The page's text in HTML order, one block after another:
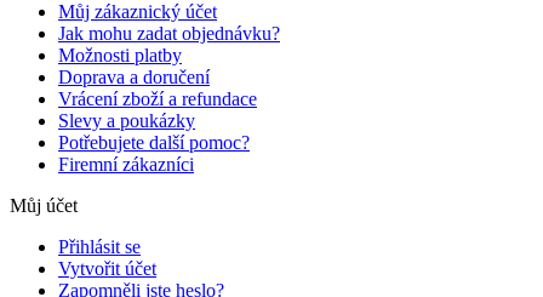
Můj zákaznický účet
Jak mohu zadat objednávku?
Možnosti platby
Doprava a doručení
Vrácení zboží a refundace
Slevy a poukázky
Potřebujete další pomoc?
Firemní zákazníci
Můj účet
Přihlásit se
Vytvořit účet
Zapomněli jste heslo?